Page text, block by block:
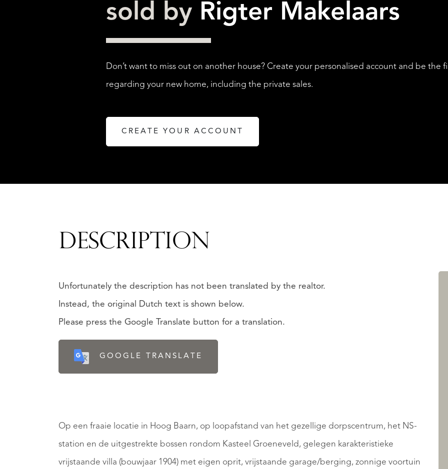
sold by Rigter Makelaars
Don’t want to miss out on another house? Create your personalised account and be the
regarding your new home, including the private sales.
CREATE YOUR ACCOUNT
DESCRIPTION
Unfortunately the description has not been translated by the realtor.
Instead, the original Dutch text is shown below.
Please press the Google Translate button for a translation.
GOOGLE TRANSLATE
Op een fraaie locatie in Hoog Baarn, op loopafstand van het gezellige dorpscentrum, het NS-
station en de uitgestrekte bossen rondom Kasteel Groeneveld, gelegen karakteristieke
vrijstaande villa (bouwjaar 1904) met eigen oprit, vrijstaande garage/berging, zonnige voortuin
LISTINGS